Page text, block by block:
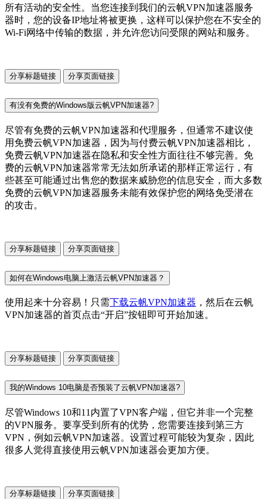
所有活动的安全性。当您连接到我们的云帆VPN加速器服务
器时，您的设备IP地址将被更换，这样可以保护您在不安全的
Wi-Fi网络中传输的数据，并允许您访问受限的网站和服务。
分享标题链接 分享页面链接
有没有免费的Windows版云帆VPN加速器?
尽管有免费的云帆VPN加速器和代理服务，但通常不建议使
用免费云帆VPN加速器，因为与付费云帆VPN加速器相比，
免费云帆VPN加速器在隐私和安全性方面往往不够完善。免
费的云帆VPN加速器常常无法如所承诺的那样正常运行，有
些甚至可能通过出售您的数据来威胁您的信息安全，而大多数
免费的云帆VPN加速器服务未能有效保护您的网络免受潜在
的攻击。
分享标题链接 分享页面链接
如何在Windows电脑上激活云帆VPN加速器？
使用起来十分容易！只需 下载云帆VPN加速器 ，然后在云帆
VPN加速器的首页点击“开启”按钮即可开始加速。
分享标题链接 分享页面链接
我的Windows 10电脑是否预装了云帆VPN加速器?
尽管Windows 10和11内置了VPN客户端，但它并非一个完整
的VPN服务。要享受到所有的优势，您需要连接到第三方
VPN，例如云帆VPN加速器。设置过程可能较为复杂，因此
很多人觉得直接使用云帆VPN加速器会更加方便。
分享标题链接 分享页面链接